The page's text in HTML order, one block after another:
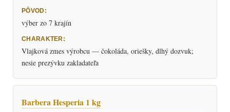
výber zo 7 krajín
Vlajková zmes výrobcu — čokoláda, oriešky, dlhý dozvuk;
nesie prezývku zakladateľa
Barbera Hesperia 1 kg